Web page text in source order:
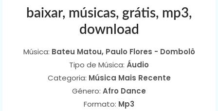
baixar, músicas, grátis, mp3,
download
Música: Bateu Matou, Paulo Flores - Dombolô
Tipo de Música: Áudio
Categoria: Música Mais Recente
Género: Afro Dance
Formato: Mp3